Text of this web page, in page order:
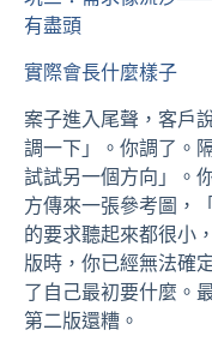
有盡頭
實際會長什麼樣子
案子進入尾聲，客戶
調一下」。你調了。
試試另一個方向」。
方傳來一張參考圖，
的要求聽起來都很小
版時，你已經無法確
了自己最初要什麼。
第二版還糟。